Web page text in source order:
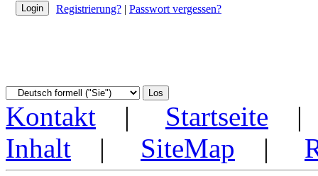
Registrierung? | Passwort vergessen?
Kontakt | Startseite
Inhalt | SiteMap |